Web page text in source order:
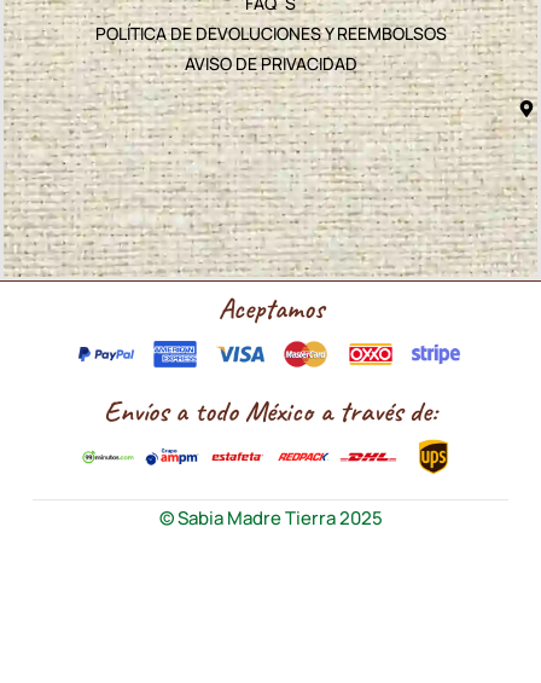
POLÍTICA DE DEVOLUCIONES Y REEMBOLSOS
AVISO DE PRIVACIDAD
Aceptamos
Envíos a todo México a través de:
© Sabia Madre Tierra 2025